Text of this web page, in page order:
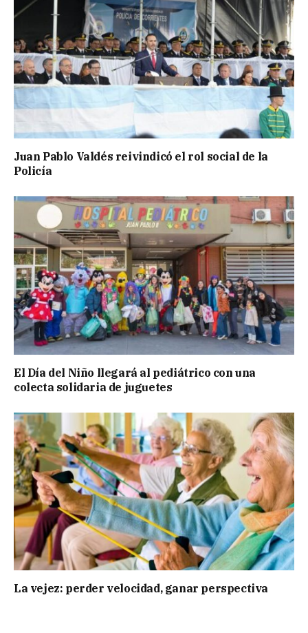
Juan Pablo Valdés reivindicó el rol social de la
Policía
El Día del Niño llegará al pediátrico con una
colecta solidaria de juguetes
La vejez: perder velocidad, ganar perspectiva